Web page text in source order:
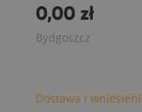
0,00 zł
Bydgoszcz
Dostawa i